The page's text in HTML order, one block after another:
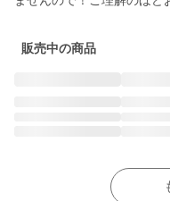
販売中の商品